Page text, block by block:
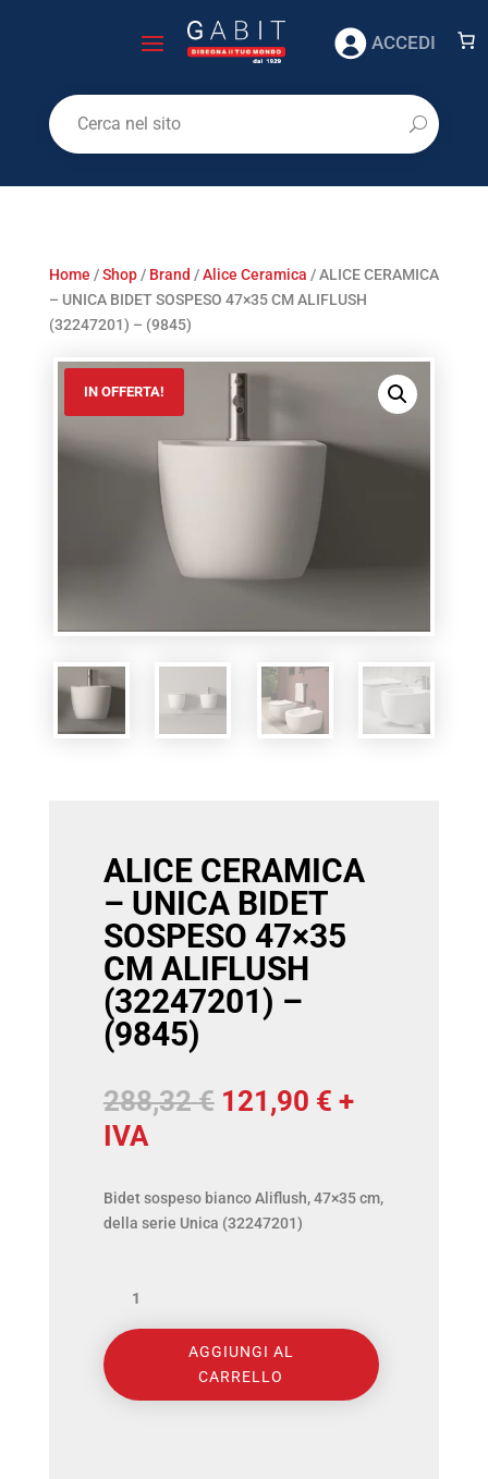
ACCEDI
Home /Shop/ Brand /Alice Ceramica / ALICE CERAMICA
– UNICA BIDET SOSPESO 47×35 CM ALIFLUSH
(32247201) – (9845)
IN OFFERTA!
ALICE CERAMICA
– UNICA BIDET
SOSPESO 47×35
CM ALIFLUSH
(32247201) –
(9845)
288,32€ Il
era:
288,32 €.
121,90 €Il
è:
+
IVA
Bidet sospeso bianco Aliflush, 47×35 cm,
della serie Unica (32247201)
-
UNICA
AGGIUNGI AL
CARRELLO